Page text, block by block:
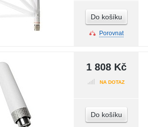
Do košíku
Porovnat
1 808 Kč
NA DOTAZ
Do košíku